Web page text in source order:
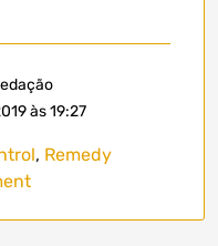
às 19:27
, Remedy